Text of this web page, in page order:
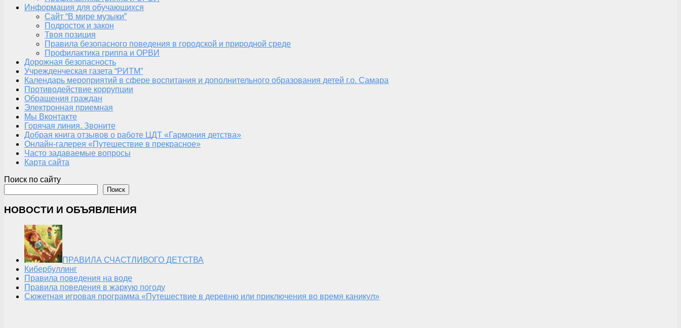
Информация для обучающихся
Сайт “В мире музыки”
Подросток и закон
Твоя позиция
Правила безопасного поведения в городской и природной среде
Профилактика гриппа и ОРВИ
Дорожная безопасность
Учрежденческая газета “РИТМ”
Календарь мероприятий в сфере воспитания и дополнительного образования детей г.о. Самара
Противодействие коррупции
Обращения граждан
Электронная приемная
Мы Вконтакте
Горячая линия. Звоните
Добрая книга отзывов о работе ЦДТ «Гармония детства»
Онлайн-галерея «Путешествие в прекрасное»
Часто задаваемые вопросы
Карта сайта
Поиск по сайту
Поиск
НОВОСТИ И ОБЪЯВЛЕНИЯ
ПРАВИЛА СЧАСТЛИВОГО ДЕТСТВА
Кибербуллинг
Правила поведения на воде
Правила поведения в жаркую погоду
Сюжетная игровая программа «Путешествие в деревню или приключения во время каникул»